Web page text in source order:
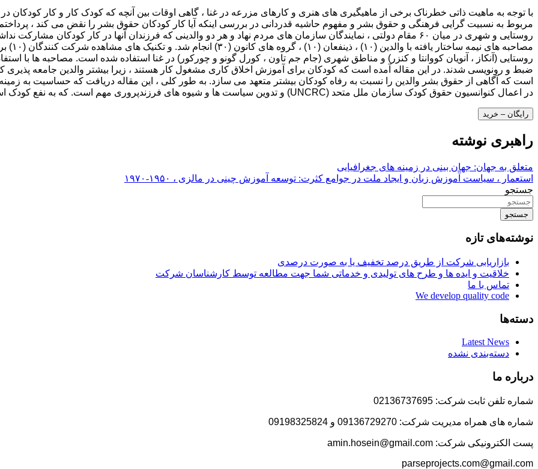
با توجه به ماهیت ذاتی خطرناک برخی از ماهیگیری های هنری و کارهای مزرعه در غنا ، گاهی اوقات بین آنچه که کودک کار و کار
مربوط به نسبیت گرایی فرهنگی و حقوق بشر و مفهوم حاشیه قدردانی در بررسی اینکه آیا کار کودکان حقوق بشر را نقض می کند ،
مصاحبه
روستایی (آنکاز ، آنویان کووانتا و کنزر) و مناطق شهری (جام جم تاون ، کورل گونو و چورکور) در غنا استفاده شده است. مصاحبه ها با
ضبط و رونویسی شدند. در این مقاله آمده است که کودکان برای آموزش اخلاق کاری مشغول کار هستند ، زیرا بیشتر والدین جامعه پذیری
است که آگاهی از حقوق بشر والدین را نسبت به رفاه کودکان بیشتر متعهد می سازد. به طور کلی ، این مقاله دریافت که حساسیت به
در اعمال کنوانسیون حقوق کودک سازمان ملل متحد (UNCRC) و تدوین سیاست ها و شیوه های فرزندپروری مهم است. که به نفع کودک است.
رایگان – خرید
راهبری نوشته
متعلق به جهان: جهان بینی در زمینه های جغرافیایی
استعمار ، سیاست آموزش زبان و ایجاد ملت در جوامع کثرت: توسعه آموزش چینی در مالزی ، ۱۹۵۰-۱۹۷۰
جستجو
جستجو
نوشته‌های تازه
بازاریابی شرکت از طریق درصد تخفیف یا به صورت درصدی
خلاقیت و ایده ها و طرح های تولیدی و خدماتی شما جهت مطالعه توسط کارشناسان شرکت
تماس با ما
We develop quality code
دسته‌ها
Latest News
دسته‌بندی نشده
درباره ما
شماره تلفن ثابت شرکت: 02136737695
شماره های همراه مدیریت شرکت: 09136729270 و 09198325824
پست الکترونیکی شرکت: amin.hosein@gmail.com
parseprojects.com@gmail.com